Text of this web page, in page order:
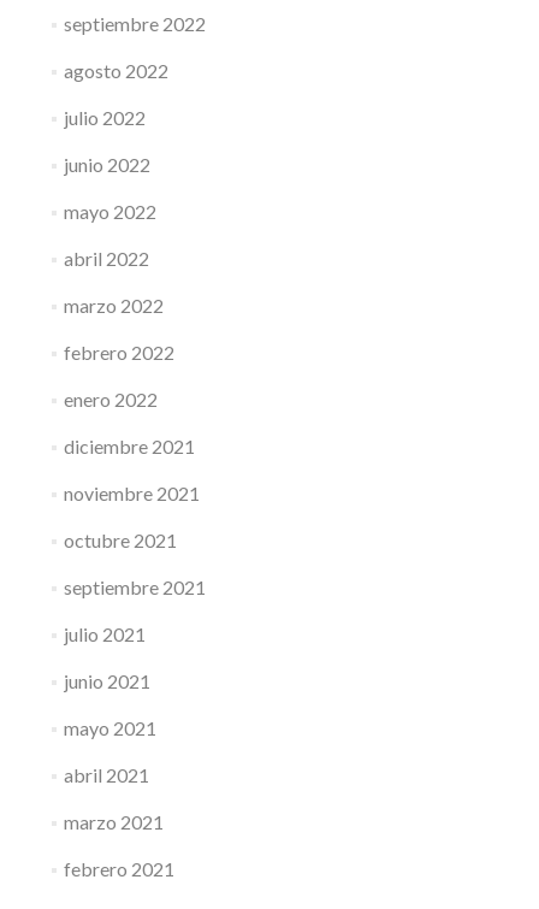
septiembre 2022
agosto 2022
julio 2022
junio 2022
mayo 2022
abril 2022
marzo 2022
febrero 2022
enero 2022
diciembre 2021
noviembre 2021
octubre 2021
septiembre 2021
julio 2021
junio 2021
mayo 2021
abril 2021
marzo 2021
febrero 2021